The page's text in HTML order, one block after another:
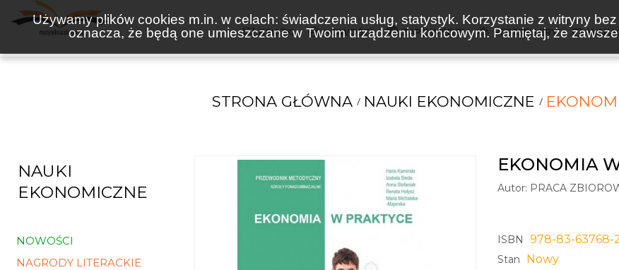
Używamy plików cookies m.in. w celach: świadczenia usług, statystyk. Korzystanie z witryny
oznacza, że będą one umieszczane w Twoim urządzeniu końcowym. Pamiętaj, że
KSIĄŻKI NOWOŚCI ZAPOWIEDZI BESTSELLERY
STRONA GŁÓWNA NAUKI EKONOMICZNE
NAUKI
EKONOMICZNE
NOWOŚCI
NAGRODY LITERACKIE
EKONOMIA
Autor: PRACA
ISBN 978-83-63768-
Stan Nowy